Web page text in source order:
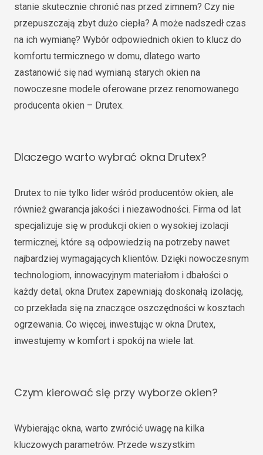
stanie skutecznie chronić nas przed zimnem? Czy nie
przepuszczają zbyt dużo ciepła? A może nadszedł czas
na ich wymianę? Wybór odpowiednich okien to klucz do
komfortu termicznego w domu, dlatego warto
zastanowić się nad wymianą starych okien na
nowoczesne modele oferowane przez renomowanego
producenta okien – Drutex.
Dlaczego warto wybrać okna Drutex?
Drutex to nie tylko lider wśród producentów okien, ale
również gwarancja jakości i niezawodności. Firma od lat
specjalizuje się w produkcji okien o wysokiej izolacji
termicznej, które są odpowiedzią na potrzeby nawet
najbardziej wymagających klientów. Dzięki nowoczesnym
technologiom, innowacyjnym materiałom i dbałości o
każdy detal, okna Drutex zapewniają doskonałą izolację,
co przekłada się na znaczące oszczędności w kosztach
ogrzewania. Co więcej, inwestując w okna Drutex,
inwestujemy w komfort i spokój na wiele lat.
Czym kierować się przy wyborze okien?
Wybierając okna, warto zwrócić uwagę na kilka
kluczowych parametrów. Przede wszystkim